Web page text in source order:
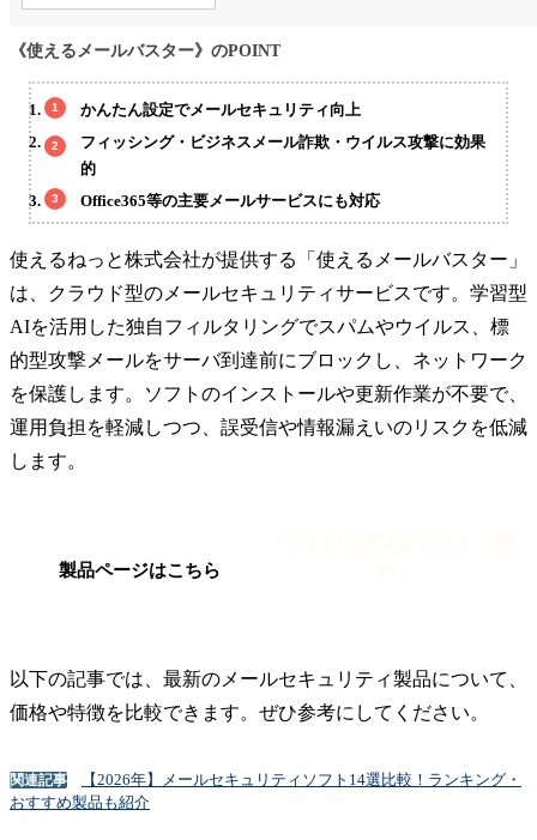
《使えるメールバスター》のPOINT
かんたん設定でメールセキュリティ向上
フィッシング・ビジネスメール詐欺・ウイルス攻撃に効果
的
Office365等の主要メールサービスにも対応
使えるねっと株式会社が提供する「使えるメールバスター」
は、クラウド型のメールセキュリティサービスです。学習型
AIを活用した独自フィルタリングでスパムやウイルス、標
的型攻撃メールをサーバ到達前にブロックし、ネットワーク
を保護します。ソフトのインストールや更新作業が不要で、
運用負担を軽減しつつ、誤受信や情報漏えいのリスクを低減
します。
製品ページはこちら
以下の記事では、最新のメールセキュリティ製品について、
価格や特徴を比較できます。ぜひ参考にしてください。
関連記事
【2026年】メールセキュリティソフト14選比較！ランキング・
おすすめ製品も紹介